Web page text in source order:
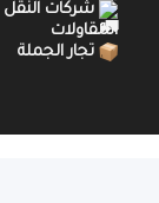
النقل و
الجملة